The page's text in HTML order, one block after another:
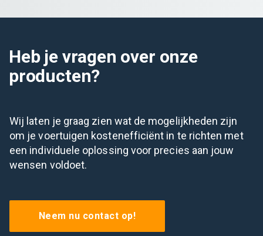
Heb je vragen over onze
producten?
Wij laten je graag zien wat de mogelijkheden zijn
om je voertuigen kostenefficiënt in te richten met
een individuele oplossing voor precies aan jouw
wensen voldoet.
Neem nu contact op!